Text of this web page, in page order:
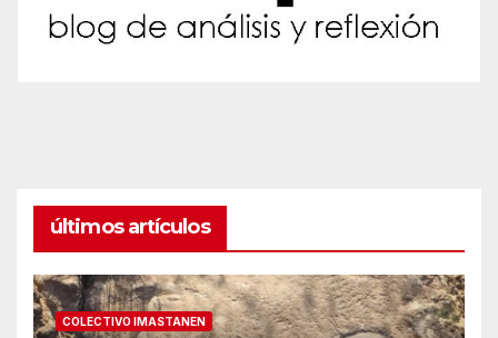
últimos artículos
COLECTIVO IMASTANEN